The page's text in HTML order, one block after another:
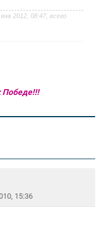
2012, 08:47, всего
Победе!!!
15:36